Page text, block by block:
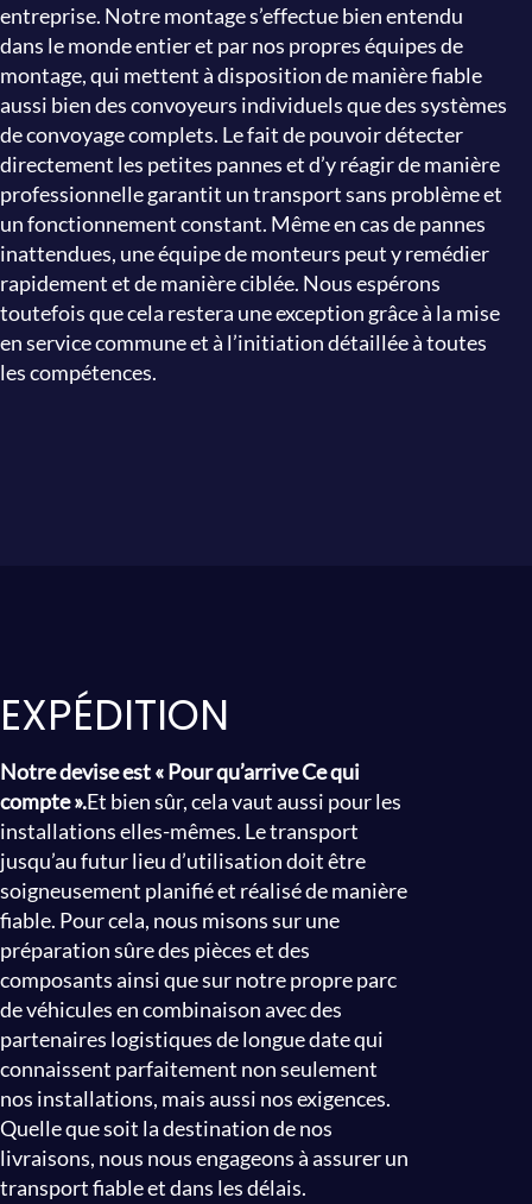
entreprise. Notre montage s’effectue bien entendu
dans le monde entier et par nos propres équipes de
montage, qui mettent à disposition de manière fiable
aussi bien des convoyeurs individuels que des systèmes
de convoyage complets. Le fait de pouvoir détecter
directement les petites pannes et d’y réagir de manière
professionnelle garantit un transport sans problème et
un fonctionnement constant. Même en cas de pannes
inattendues, une équipe de monteurs peut y remédier
rapidement et de manière ciblée. Nous espérons
toutefois que cela restera une exception grâce à la mise
en service commune et à l’initiation détaillée à toutes
les compétences.
EXPÉDITION
Notre devise est « Pour qu’arrive Ce qui
compte ».Et bien sûr, cela vaut aussi pour les
installations elles-mêmes. Le transport
jusqu’au futur lieu d’utilisation doit être
soigneusement planifié et réalisé de manière
fiable. Pour cela, nous misons sur une
préparation sûre des pièces et des
composants ainsi que sur notre propre parc
de véhicules en combinaison avec des
partenaires logistiques de longue date qui
connaissent parfaitement non seulement
nos installations, mais aussi nos exigences.
Quelle que soit la destination de nos
livraisons, nous nous engageons à assurer un
transport fiable et dans les délais.